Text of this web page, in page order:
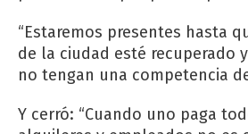
“Estaremos presentes hasta
de la ciudad esté recuperado
no tengan una competencia
Y cerró: “Cuando uno paga